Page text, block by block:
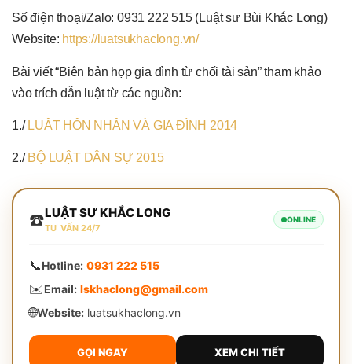
Số điện thoại/Zalo: 0931 222 515 (Luật sư Bùi Khắc Long)
Website: https://luatsukhaclong.vn/
Bài viết “Biên bản họp gia đình từ chối tài sản” tham khảo
vào trích dẫn luật từ các nguồn:
1./ LUẬT HÔN NHÂN VÀ GIA ĐÌNH 2014
2./ BỘ LUẬT DÂN SỰ 2015
☎️LUẬT SƯ KHẮC LONG
TƯ VẤN 24/7
ONLINE
📞Hotline: 0931 222 515
✉️Email: lskhaclong@gmail.com
🌐Website:luatsukhaclong.vn
GỌI NGAY XEM CHI TIẾT